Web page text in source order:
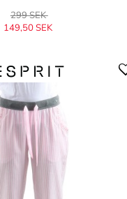
299 SEK
149,50 SEK